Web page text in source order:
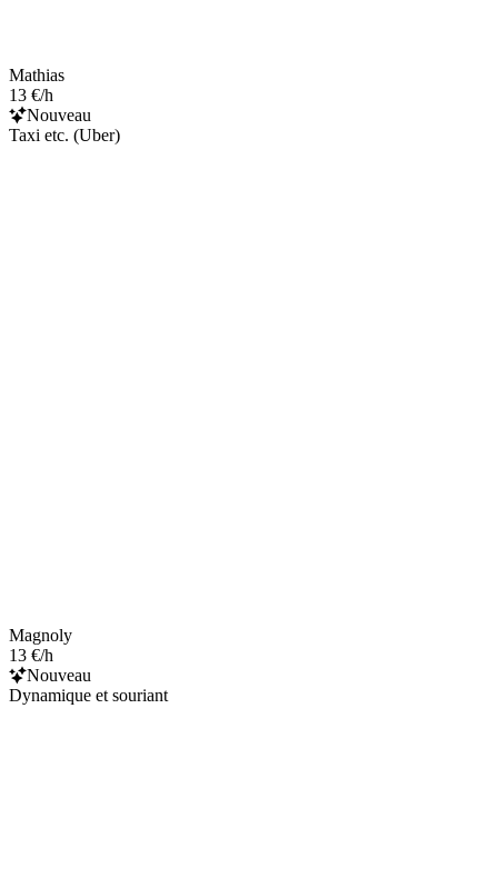
Mathias
13 €/h
Nouveau
Taxi etc. (Uber)
Magnoly
13 €/h
Nouveau
Dynamique et souriant